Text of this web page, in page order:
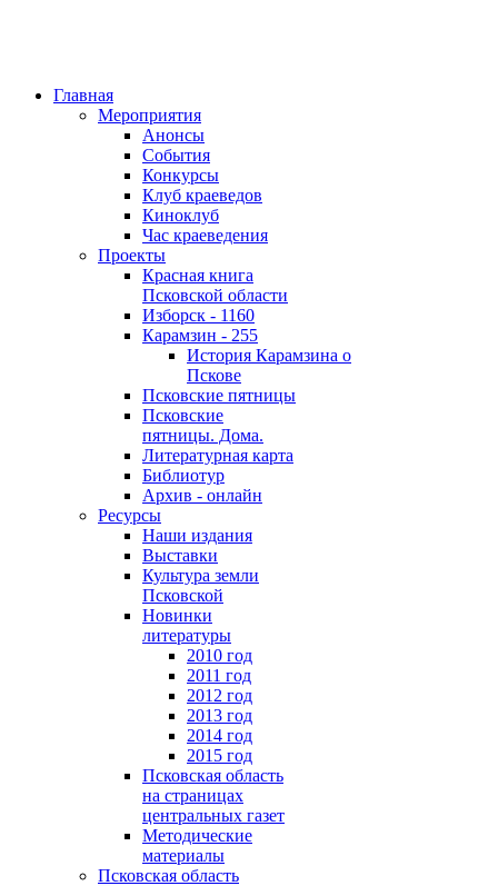
Главная
Мероприятия
Анонсы
События
Конкурсы
Клуб краеведов
Киноклуб
Час краеведения
Проекты
Красная книга
Псковской области
Изборск - 1160
Карамзин - 255
История Карамзина о
Пскове
Псковские пятницы
Псковские
пятницы. Дома.
Литературная карта
Библиотур
Архив - онлайн
Ресурсы
Наши издания
Выставки
Культура земли
Псковской
Новинки
литературы
2010 год
2011 год
2012 год
2013 год
2014 год
2015 год
Псковская область
на страницах
центральных газет
Методические
материалы
Псковская область